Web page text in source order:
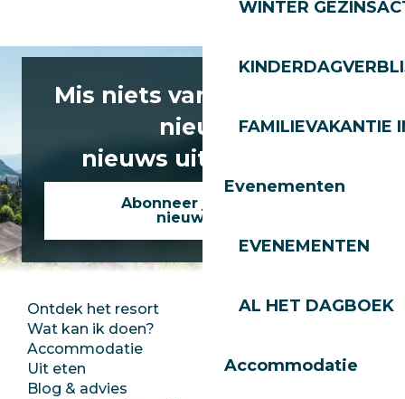
WINTER
FAMILIEVAKANTIE
Evenementen
EVENEMENTEN
AL HET DAGBOEK
Accommodatie
Mis niets van het laatste
nieuws
nieuws uit Les Gets!
Abonneer je op onze
nieuwsbrief
Ontdek het resort
Wat kan ik doen?
Accommodatie
Uit eten
Blog & advies
Perszaal
Jobs